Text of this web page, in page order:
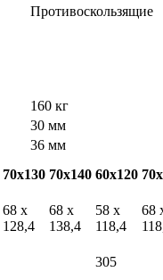
Противоскользящие
160 кг
30 мм
36 мм
70x130 70x140 60x120
68 x
128,4
68 x
138,4
58 x
118,4
68
305